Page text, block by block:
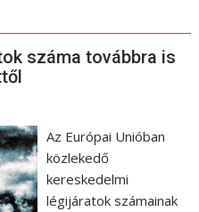
száma továbbra is
Az Európai Unióban
közlekedő
kereskedelmi
légijáratok számainak